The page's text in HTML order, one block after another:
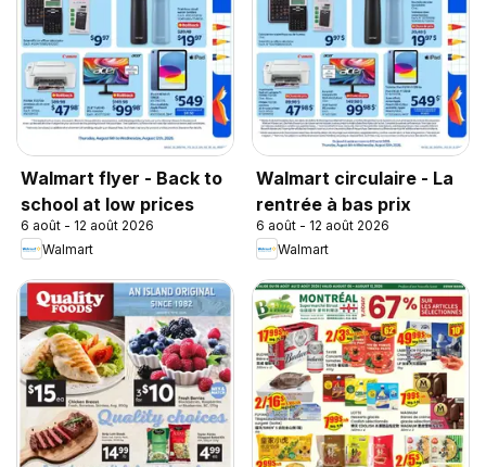
Walmart flyer - Back to
school at low prices
6 août - 12 août 2026
Walmart
Walmart circulaire - La
rentrée à bas prix
6 août - 12 août 2026
Walmart